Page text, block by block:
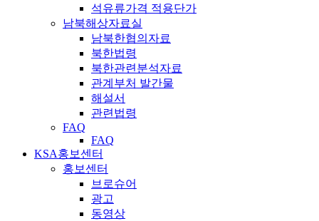
석유류가격 적용단가
남북해상자료실
남북한협의자료
북한법령
북한관련분석자료
관계부처 발간물
해설서
관련법령
FAQ
FAQ
KSA홍보센터
홍보센터
브로슈어
광고
동영상